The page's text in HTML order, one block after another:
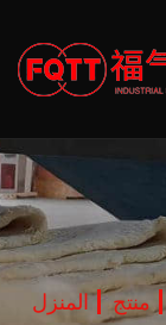
المنزل منتج